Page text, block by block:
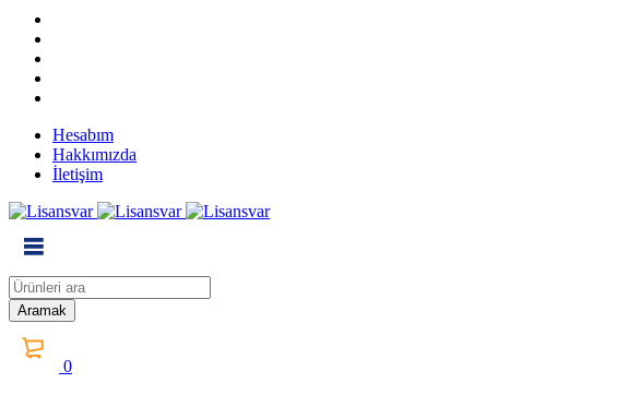
Hesabım
Hakkımızda
İletişim
0